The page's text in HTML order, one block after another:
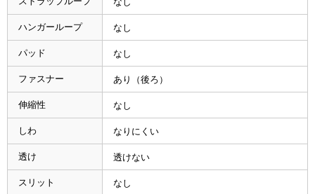
ハンガーループ なし
パッド なし
ファスナー あり（後ろ）
伸縮性 なし
しわ なりにくい
透け 透けない
スリット なし